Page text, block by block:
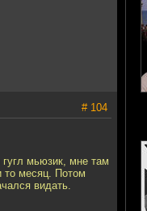
# 104
мьюзик, мне там
то месяц. Потом
видать.